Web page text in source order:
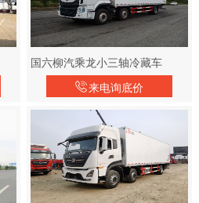
国六柳汽乘龙小三轴冷藏车
来电询底价